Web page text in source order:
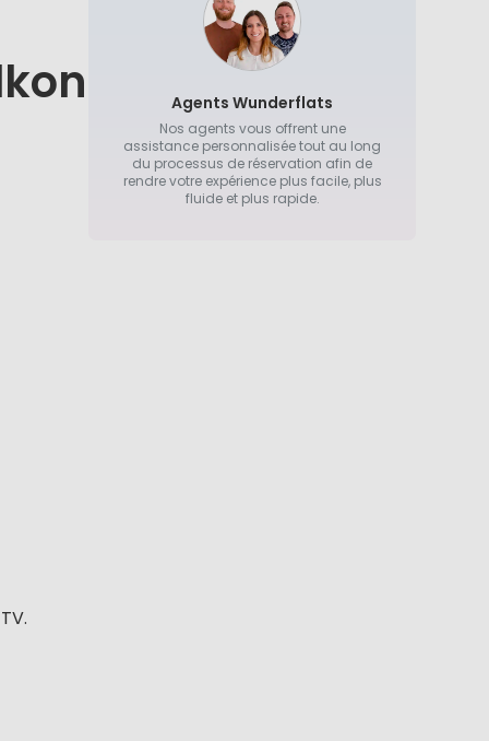
Agents Wunderflats
Nos agents vous offrent une
assistance personnalisée tout au long
du processus de réservation afin de
rendre votre expérience plus facile, plus
fluide et plus rapide.